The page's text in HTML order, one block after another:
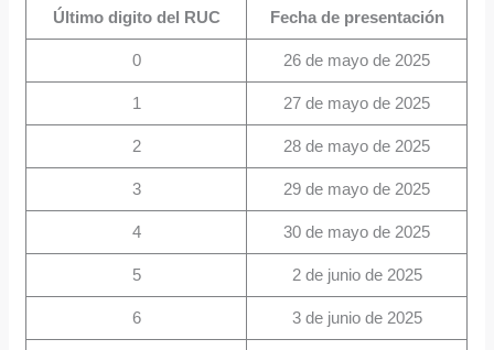
Último digito del RUC Fecha de presentación
0 26 de mayo de 2025
1 27 de mayo de 2025
2 28 de mayo de 2025
3 29 de mayo de 2025
4 30 de mayo de 2025
5 2 de junio de 2025
6 3 de junio de 2025